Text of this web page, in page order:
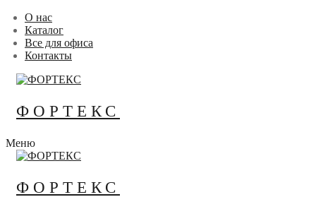
Перейти
содержимому
Меню
Закрыть
О нас
Каталог
Все для офиса
Контакты
ФОРТЕКС
Меню
ФОРТЕКС